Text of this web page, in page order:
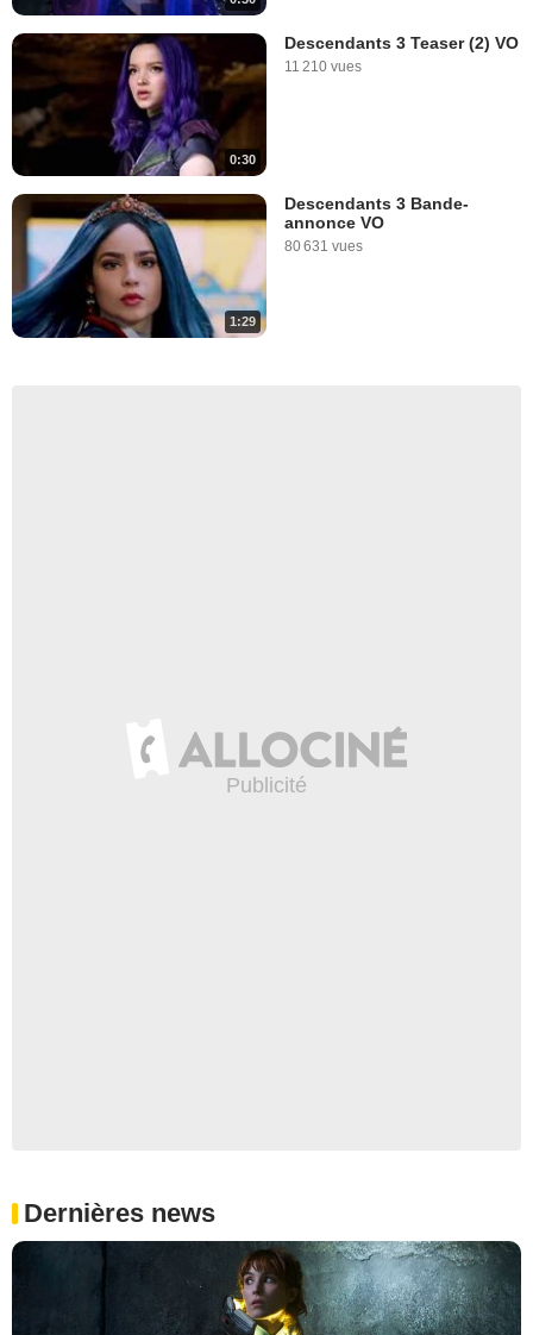
0:30
Descendants 3 Teaser (2) VO
11 210 vues
1:29
Descendants 3 Bande-
annonce VO
80 631 vues
Dernières news